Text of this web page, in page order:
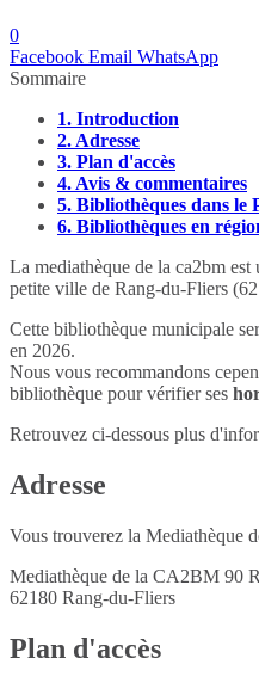
0
Facebook Email WhatsApp
Sommaire
1. Introduction
2. Adresse
3. Plan d'accès
4. Avis & commentaires
5. Bibliothèques dans le
6. Bibliothèques en
La mediathèque de la ca2bm
petite ville de Rang-du-Fliers
Cette bibliothèque municipale
en 2026.
Nous vous recommandons
bibliothèque pour vérifier ses
Retrouvez ci-dessous plus
Adresse
Vous trouverez la Mediathèque
Mediathèque de la CA2BM 90
62180 Rang-du-Fliers
Plan d'accès